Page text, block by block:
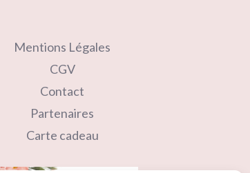
Mentions Légales
CGV
Contact
Partenaires
Carte cadeau